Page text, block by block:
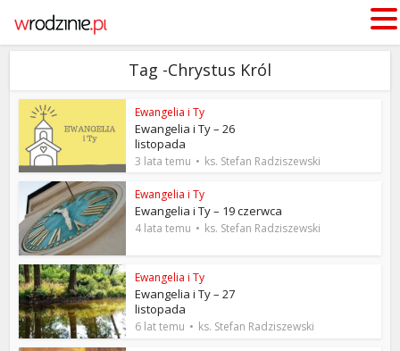
Tag -Chrystus Król
Ewangelia i Ty
Ewangelia i Ty – 26
listopada
3 lata temu ks. Stefan Radziszewski
Ewangelia i Ty
Ewangelia i Ty – 19 czerwca
4 lata temu ks. Stefan Radziszewski
Ewangelia i Ty
Ewangelia i Ty – 27
listopada
6 lat temu ks. Stefan Radziszewski